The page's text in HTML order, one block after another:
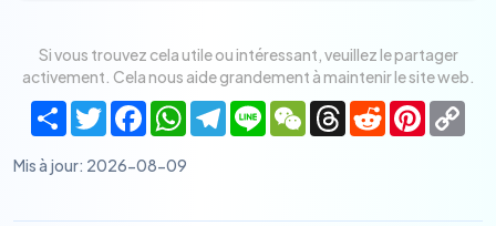
Si vous trouvez cela utile ou intéressant, veuillez le partager
activement. Cela nous aide grandement à maintenir le site web.
ShareTwitterFacebookWhatsApp
Telegram
Line WeChatThreads
Reddit
Mis à jour: 2026-08-09